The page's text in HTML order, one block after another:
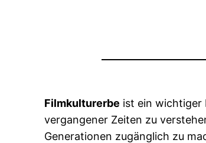
Filmkulturerbe ist ein wichtiger
vergangener Zeiten zu
Generationen zugänglich zu